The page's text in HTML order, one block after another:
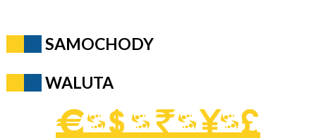
SAMOCHODY
WALUTA